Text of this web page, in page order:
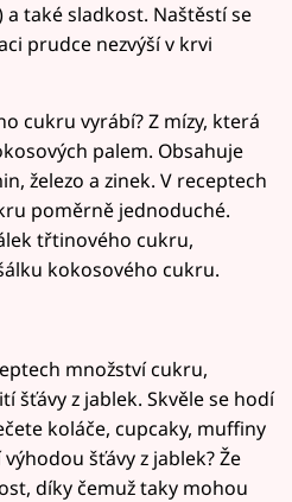
také sladkost. Naštěstí se
prudce nezvýší v krvi
cukru vyrábí? Z mízy, která
palem. Obsahuje
železo a zinek. V receptech
poměrně jednoduché.
třtinového cukru,
kokosového cukru.
množství cukru,
šťávy z jablek. Skvěle se hodí
koláče, cupcaky, muffiny
šťávy z jablek? Že
díky čemuž taky mohou